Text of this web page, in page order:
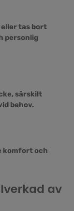
tas bort
personlig
särskilt
behov.
komfort och
av